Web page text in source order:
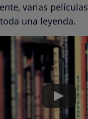
varias
una leyenda.